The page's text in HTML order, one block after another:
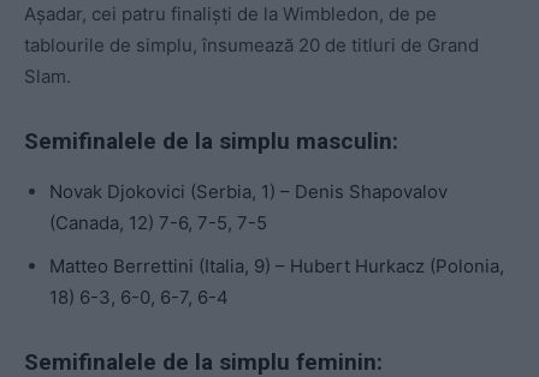
Așadar, cei patru finaliști de la Wimbledon, de pe
tablourile de simplu, însumează 20 de titluri de Grand
Slam.
Semifinalele de la simplu masculin:
Novak Djokovici (Serbia, 1) – Denis Shapovalov
(Canada, 12) 7-6, 7-5, 7-5
Matteo Berrettini (Italia, 9) – Hubert Hurkacz (Polonia,
18) 6-3, 6-0, 6-7, 6-4
Semifinalele de la simplu feminin: